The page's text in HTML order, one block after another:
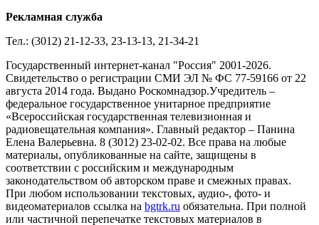
Рекламная служба
Тел.: (3012) 21-12-33, 23-13-13, 21-34-21
Государственный интернет-канал "Россия" 2001-2026.
Cвидетельство о регистрации СМИ ЭЛ № ФС 77-59166 от 22
августа 2014 года. Выдано Роскомнадзор.Учредитель –
федеральное государственное унитарное предприятие
«Всероссийская государственная телевизионная и
радиовещательная компания». Главный редактор – Панина
Елена Валерьевна. 8 (3012) 23-02-02. Все права на любые
материалы, опубликованные на сайте, защищены в
соответствии с российским и международным
законодательством об авторском праве и смежных правах.
При любом использовании текстовых, аудио-, фото- и
видеоматериалов ссылка на bgtrk.ru обязательна. При полной
или частичной перепечатке текстовых материалов в